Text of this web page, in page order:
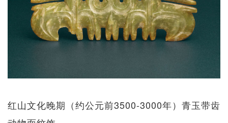
红山文化晚期（约公元前3500-3000年）青玉带齿